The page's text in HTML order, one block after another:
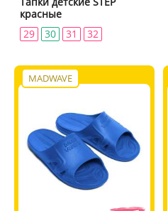
красные
29
30 31 32
MADWAVE